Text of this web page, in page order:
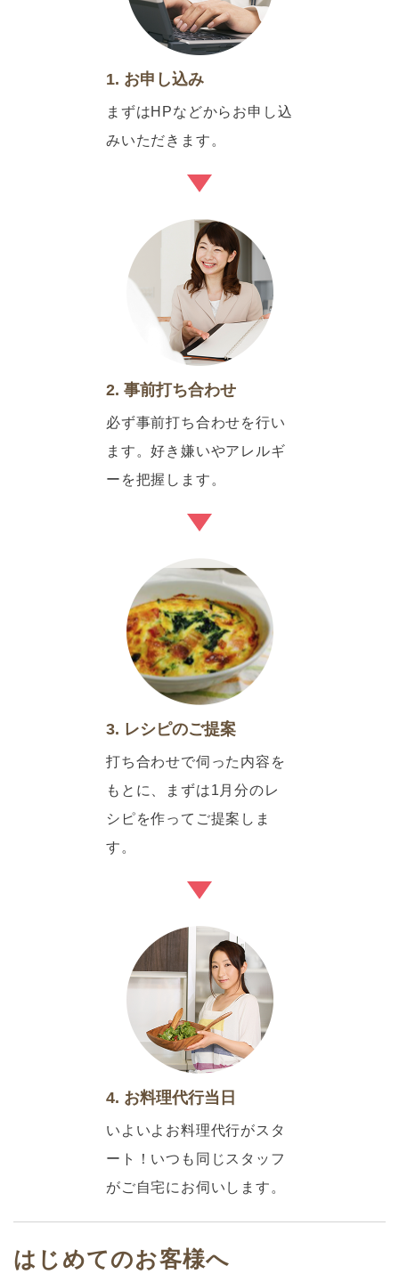
1. お申し込み
まずはHPなどからお申し込
みいただきます。
2. 事前打ち合わせ
必ず事前打ち合わせを行い
ます。好き嫌いやアレルギ
ーを把握します。
3. レシピのご提案
打ち合わせで伺った内容を
もとに、まずは1月分のレ
シピを作ってご提案しま
す。
4. お料理代行当日
いよいよお料理代行がスタ
ート！いつも同じスタッフ
がご自宅にお伺いします。
はじめてのお客様へ